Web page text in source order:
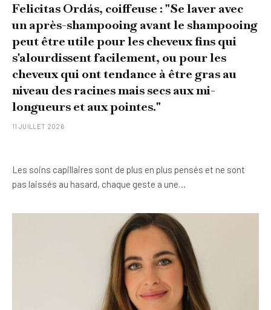
Felicitas Ordás, coiffeuse : "Se laver avec
un après-shampooing avant le shampooing
peut être utile pour les cheveux fins qui
s'alourdissent facilement, ou pour les
cheveux qui ont tendance à être gras au
niveau des racines mais secs aux mi-
longueurs et aux pointes."
11 JUILLET 2026
Les soins capillaires sont de plus en plus pensés et ne sont
pas laissés au hasard, chaque geste a une…